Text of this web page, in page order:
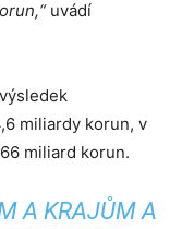
uvádí
miliardy korun, v
miliard korun.
A KRAJŮM A